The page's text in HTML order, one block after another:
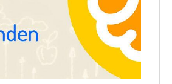
de los ayuntamientos
Millones de desplazamientos en
verano reabren el debate sobre la
seguridad en las carreteras, según